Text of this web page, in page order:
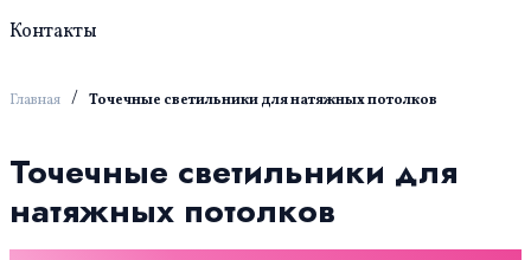
Контакты
Главная / Точечные светильники для натяжных потолков
Точечные светильники для
натяжных потолков